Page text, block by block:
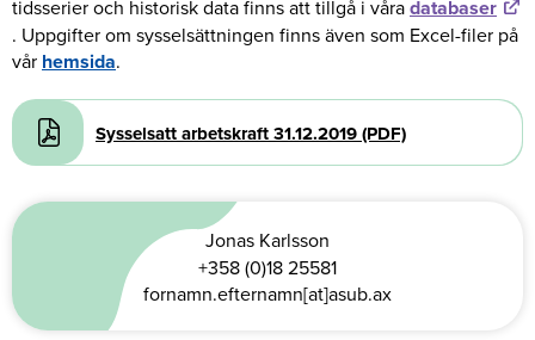
tidsserier och historisk data finns att tillgå i våradatabaser
. Uppgifter om sysselsättningen finns även som Excel-filer på
vår hemsida.
Document
Sysselsatt arbetskraft 31.12.2019 (PDF)
Jonas Karlsson
+358 (0)18 25581
fornamn.efternamn[at]asub.ax